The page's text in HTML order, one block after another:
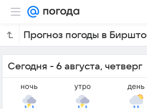
Сегодня - 6 августа, четверг
ночь утро день